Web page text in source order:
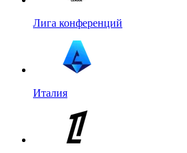
Лига конференций
Италия